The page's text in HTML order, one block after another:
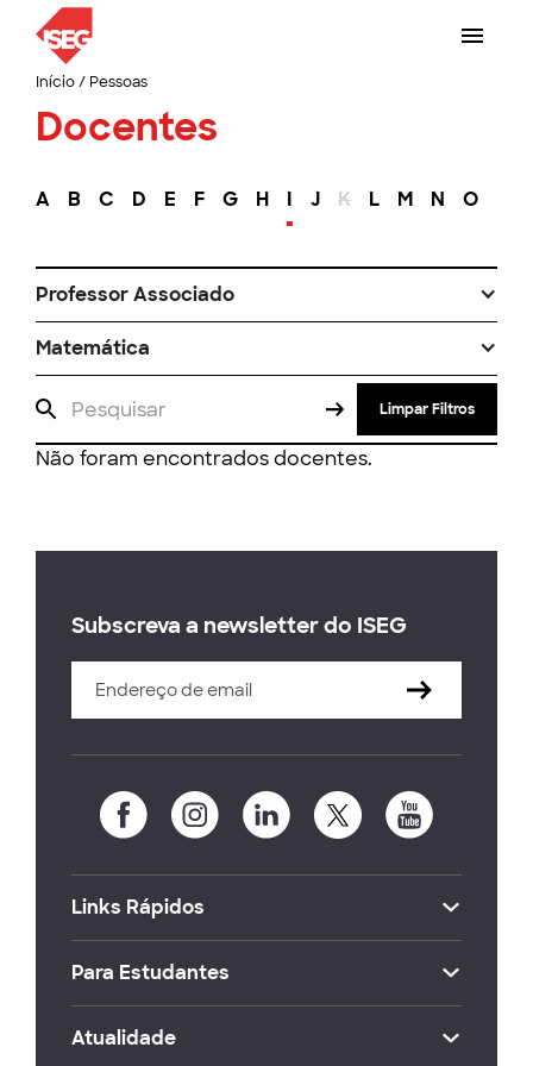
Início/ Pessoas
Docentes
A B C D E F G H I J K L M N O
Professor Associado
Matemática
Limpar Filtros
Não foram encontrados docentes.
Subscreva a newsletter do ISEG
Links Rápidos
Para Estudantes
Atualidade